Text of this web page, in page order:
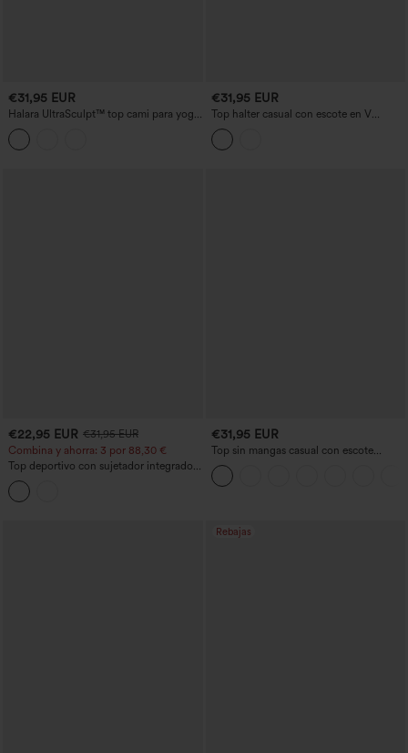
€31,95 EUR
Halara UltraSculpt™ top cami para yoga,
refrescante y de secado rápido, con
copas moldeadas - UPF50+
€31,95 EUR
Top halter casual con escote en V
profundo, espalda descubierta y
fruncido con cordón.
€22,95 EUR €31,95 EUR
Combina y ahorra: 3 por 88,30 €
Top deportivo con sujetador integrado,
espalda en V y efecto alisador en las
axilas
€31,95 EUR
Top sin mangas casual con escote
cuadrado y sujetador incorporado,
copas B-E
Rebajas